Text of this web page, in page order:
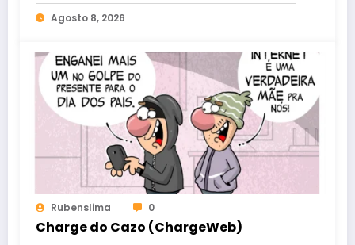
Agosto 8, 2026
Rubenslima 0
Charge do Cazo (ChargeWeb)